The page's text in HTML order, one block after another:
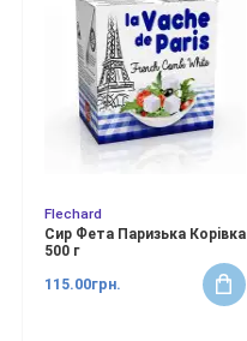
Flechard
Сир Фета Паризька Корiвка
500 г
115.00грн.